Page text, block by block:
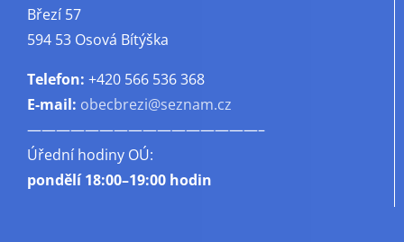
Březí 57
594 53 Osová Bítýška
Telefon: +420 566 536 368
E-mail: obecbrezi@seznam.cz
————————————————–
Úřední hodiny OÚ:
pondělí18:00–19:00 hodin